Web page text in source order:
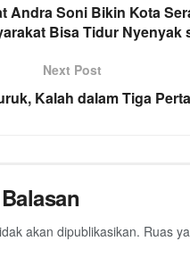
Andra Soni Bikin Kota
Bisa Tidur Nyenyak
Next Post
Kalah dalam Tiga
akan dipublikasikan. Ruas